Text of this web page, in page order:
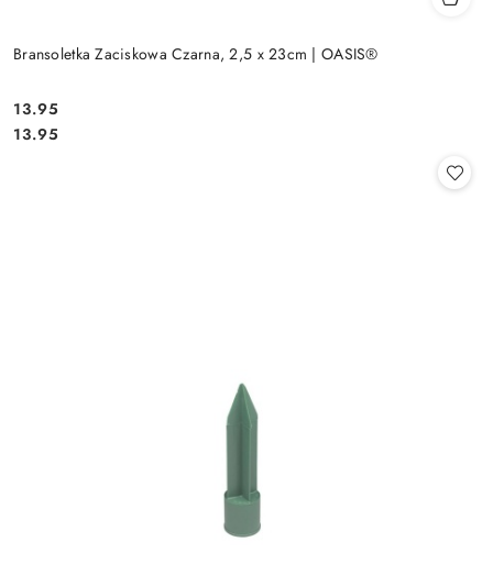
Bransoletka Zaciskowa Czarna, 2,5 x 23cm | OASIS®
Cena:
13.95
Cena:
13.95